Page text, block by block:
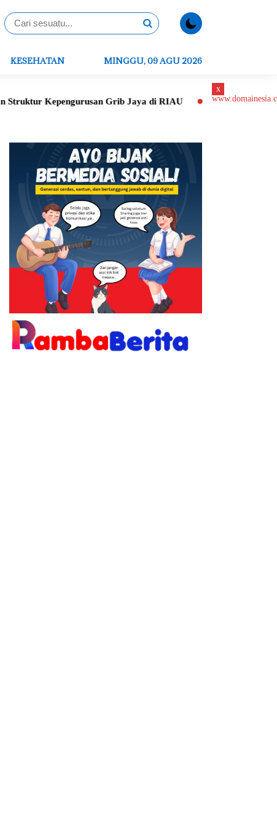
KESEHATAN MINGGU, 09 AGU 2026
Grib Jaya di RIAU Peletakan Batu Pertama
x